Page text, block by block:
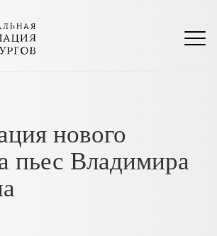
нового
пьес Владимира